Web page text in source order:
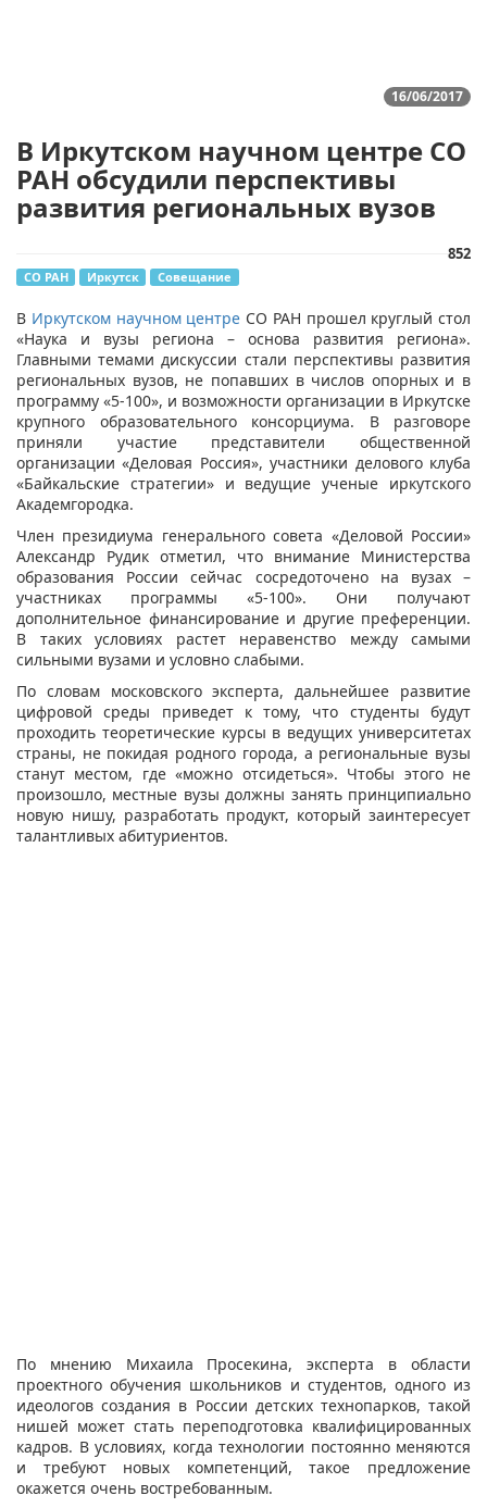
16/06/2017
В Иркутском научном центре СО
РАН обсудили перспективы
развития региональных вузов
852
СО РАН Иркутск Совещание
В Иркутском научном центре СО РАН прошел круглый стол
«Наука и вузы региона – основа развития региона».
Главными темами дискуссии стали перспективы развития
региональных вузов, не попавших в числов опорных и в
программу «5-100», и возможности организации в Иркутске
крупного образовательного консорциума. В разговоре
приняли участие представители общественной
организации «Деловая Россия», участники делового клуба
«Байкальские стратегии» и ведущие ученые иркутского
Академгородка.
Член президиума генерального совета «Деловой России»
Александр Рудик отметил, что внимание Министерства
образования России сейчас сосредоточено на вузах –
участниках программы «5-100». Они получают
дополнительное финансирование и другие преференции.
В таких условиях растет неравенство между самыми
сильными вузами и условно слабыми.
По словам московского эксперта, дальнейшее развитие
цифровой среды приведет к тому, что студенты будут
проходить теоретические курсы в ведущих университетах
страны, не покидая родного города, а региональные вузы
станут местом, где «можно отсидеться». Чтобы этого не
произошло, местные вузы должны занять принципиально
новую нишу, разработать продукт, который заинтересует
талантливых абитуриентов.
По мнению Михаила Просекина, эксперта в области
проектного обучения школьников и студентов, одного из
идеологов создания в России детских технопарков, такой
нишей может стать переподготовка квалифицированных
кадров. В условиях, когда технологии постоянно меняются
и требуют новых компетенций, такое предложение
окажется очень востребованным.